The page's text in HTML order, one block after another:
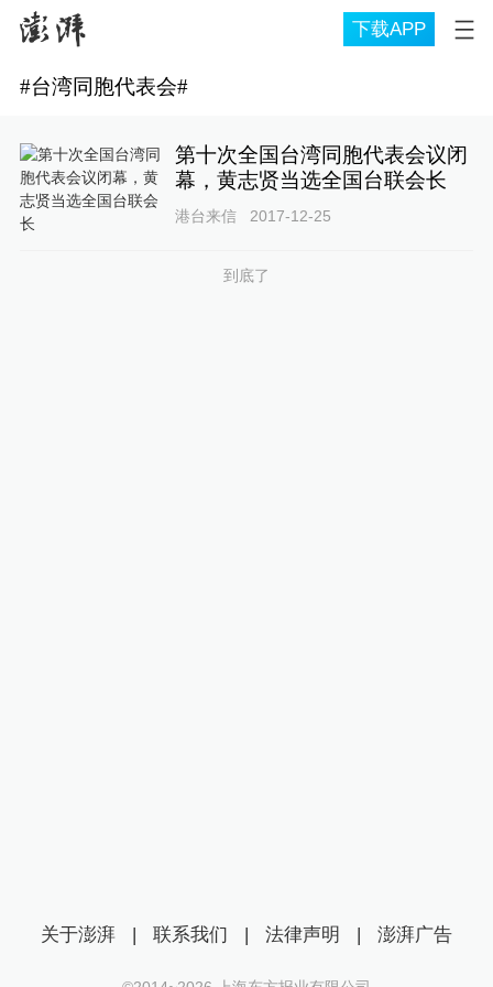
下载APP
#台湾同胞代表会#
第十次全国台湾同胞代表会议闭
幕，黄志贤当选全国台联会长
港台来信 2017-12-25
到底了
关于澎湃 | 联系我们 | 法律声明 | 澎湃广告